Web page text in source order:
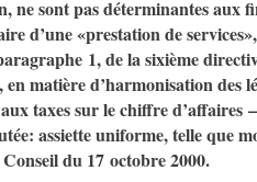
ne sont pas déterminantes aux
d’une «prestation de
1, de la sixième
matière d’harmonisation des
taxes sur le chiffre d’affaires
assiette uniforme, telle que
du 17 octobre 2000.